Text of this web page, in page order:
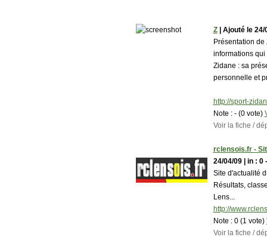
Z| Ajouté le 24/
Présentation
informations
Zidane : sa
personnelle et
http://sport-
Note : - (0 vote)
Voir la fiche /
rclensois.fr -
24/04/09 | in : 0
Site d'actualité
Résultats,
Lens...
http://
Note : 0 (1 vote)
Voir la fiche /